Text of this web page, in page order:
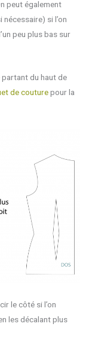
peut également
si l’on
peu plus bas sur
du haut de
de couturepour la
le côté si l’on
les décalant plus